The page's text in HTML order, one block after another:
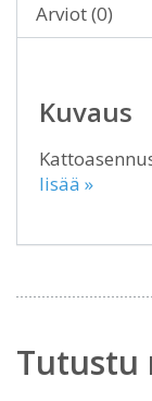
Arviot (0)
Kuvaus
lisää »
Tutustu